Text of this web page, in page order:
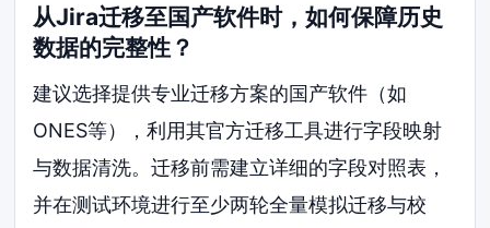
从Jira迁移至国产软件时，如何保障历史
数据的完整性？
建议选择提供专业迁移方案的国产软件（如
ONES等），利用其官方迁移工具进行字段映射
与数据清洗。迁移前需建立详细的字段对照表，
并在测试环境进行至少两轮全量模拟迁移与校